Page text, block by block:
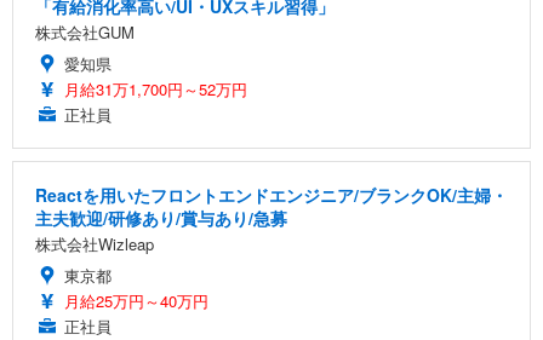
「有給消化率高い/UI・UXスキル習得」
株式会社GUM
愛知県
月給31万1,700円～52万円
正社員
Reactを用いたフロントエンドエンジニア/ブランクOK/主婦・
主夫歓迎/研修あり/賞与あり/急募
株式会社Wizleap
東京都
月給25万円～40万円
正社員